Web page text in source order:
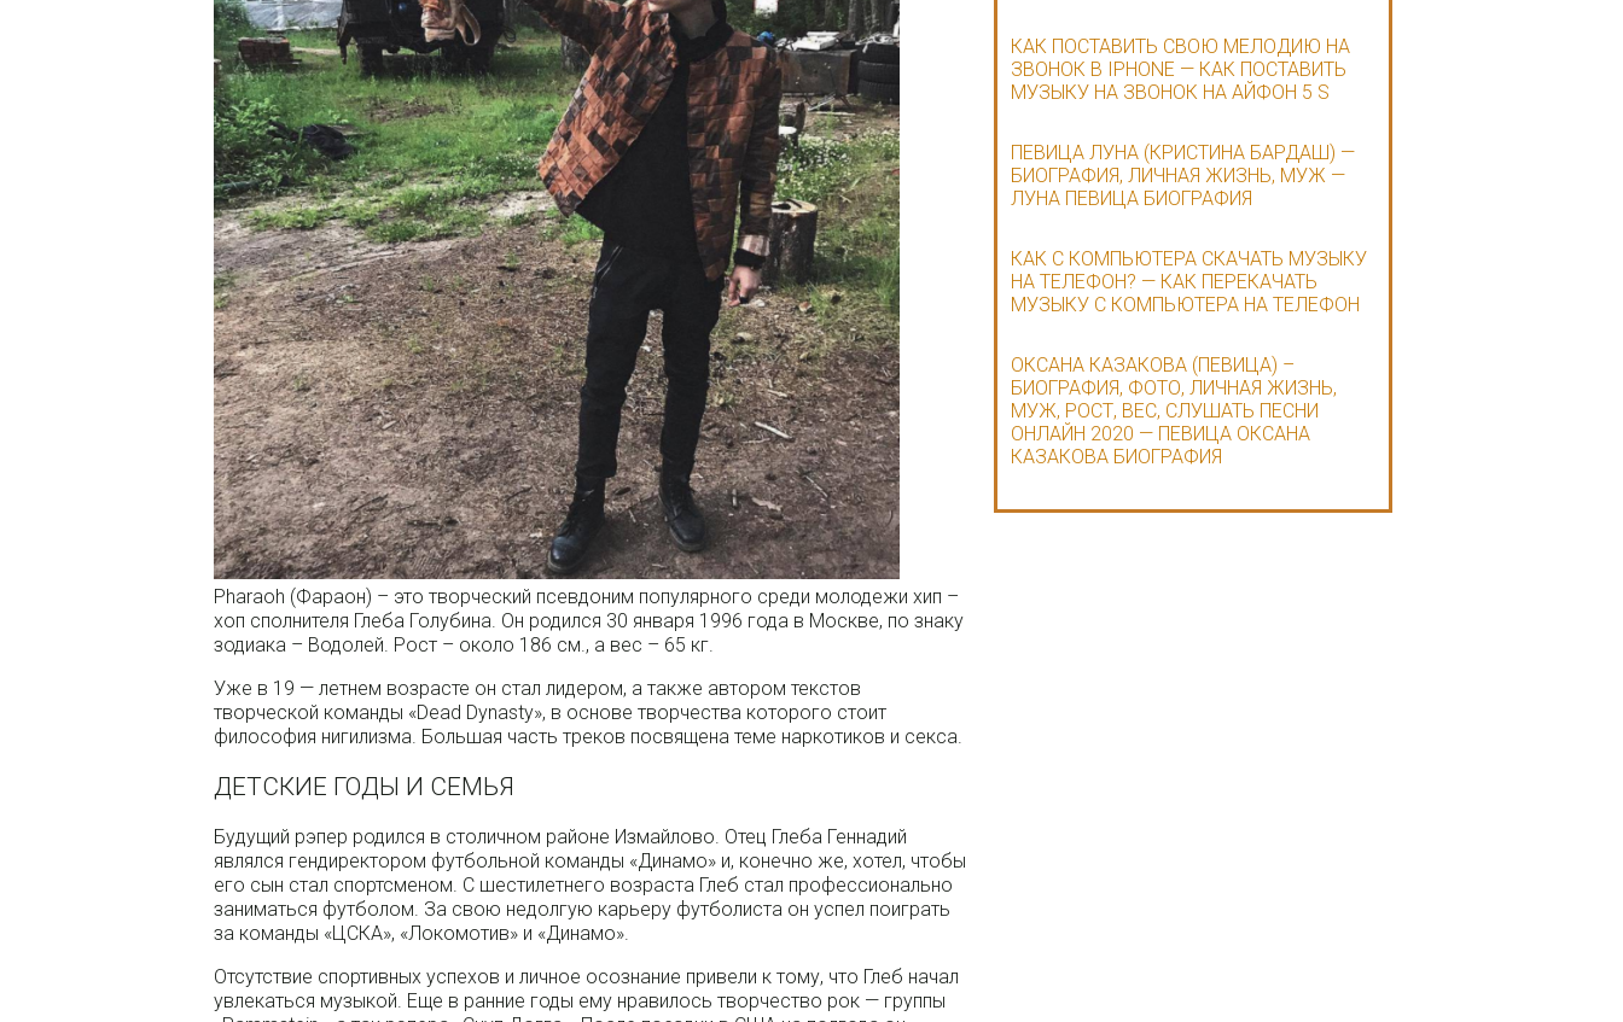
Pharaoh (Фараон) – это творческий псевдоним популярного среди молодежи хип –
хоп сполнителя Глеба Голубина. Он родился 30 января 1996 года в Москве, по знаку
зодиака – Водолей. Рост – около 186 см., а вес – 65 кг.
Уже в 19 — летнем возрасте он стал лидером, а также автором текстов
творческой команды «Dead Dynasty», в основе творчества которого стоит
философия нигилизма. Большая часть треков посвящена теме наркотиков и секса.
ДЕТСКИЕ ГОДЫ И СЕМЬЯ
Будущий рэпер родился в столичном районе Измайлово. Отец Глеба Геннадий
являлся гендиректором футбольной команды «Динамо» и, конечно же, хотел, чтобы
его сын стал спортсменом. С шестилетнего возраста Глеб стал профессионально
заниматься футболом. За свою недолгую карьеру футболиста он успел поиграть
за команды «ЦСКА», «Локомотив» и «Динамо».
Отсутствие спортивных успехов и личное осознание привели к тому, что Глеб начал
увлекаться музыкой. Еще в ранние годы ему нравилось творчество рок — группы
КАК ПОСТАВИТЬ СВОЮ МЕЛОДИЮ НА
ЗВОНОК В IPHONE — КАК ПОСТАВИТЬ
МУЗЫКУ НА ЗВОНОК НА АЙФОН 5 S
ПЕВИЦА ЛУНА (КРИСТИНА БАРДАШ) —
БИОГРАФИЯ, ЛИЧНАЯ ЖИЗНЬ, МУЖ —
ЛУНА ПЕВИЦА БИОГРАФИЯ
КАК С КОМПЬЮТЕРА СКАЧАТЬ МУЗЫКУ
НА ТЕЛЕФОН? — КАК ПЕРЕКАЧАТЬ
МУЗЫКУ С КОМПЬЮТЕРА НА ТЕЛЕФОН
ОКСАНА КАЗАКОВА (ПЕВИЦА) –
БИОГРАФИЯ, ФОТО, ЛИЧНАЯ ЖИЗНЬ,
МУЖ, РОСТ, ВЕС, СЛУШАТЬ ПЕСНИ
ОНЛАЙН 2020 — ПЕВИЦА ОКСАНА
КАЗАКОВА БИОГРАФИЯ